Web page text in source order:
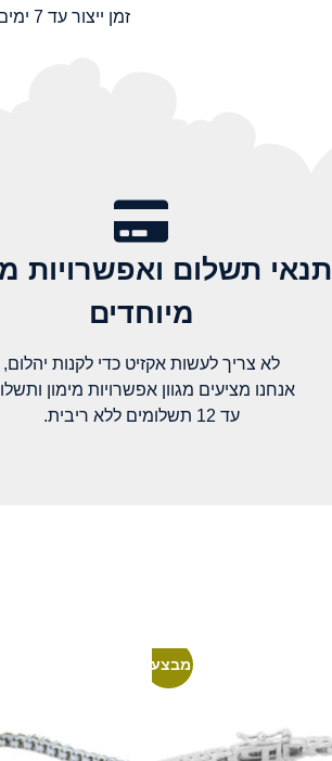
זמן ייצור עד 7 ימים
תנאי תשלום ואפשרויות
מיוחדים
לא צריך לעשות אקזיט כדי לקנות יהלום,
אנחנו מציעים מגוון אפשרויות מימון
עד 12 תשלומים ללא ריבית.
מבצע!